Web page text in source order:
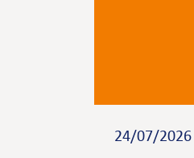
24/07/2026